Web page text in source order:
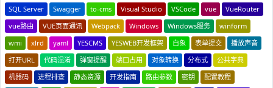
SQL Server
Swagger to-cms Visual Studio VSCode vue
VueRouter
vue路由
VUE页面通讯 Webpack Windows Windows服务
winform
wmi
xlrd yaml YESCMS YESWEB开发框架 白象 表单提交
播放声音
打开URL
代码混淆 弹窗提醒 端口占用 对象转换 分布式
公共字典
机器码
进程排查 静态资源 开发指南 路由参数 密钥
配置教程